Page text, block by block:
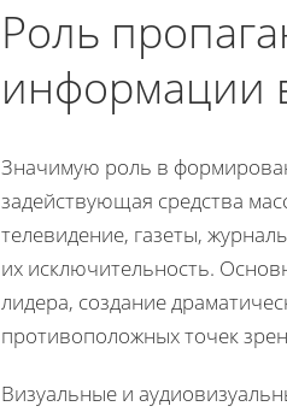
Роль
информации
Значимую роль в
задействующая средства
телевидение, газеты,
их исключительность.
лидера, создание
противоположных точек
Визуальные и